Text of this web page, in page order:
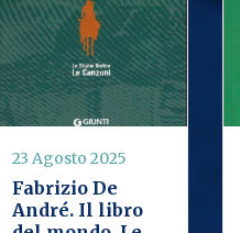
23 Agosto 2025
Fabrizio De
André. Il libro